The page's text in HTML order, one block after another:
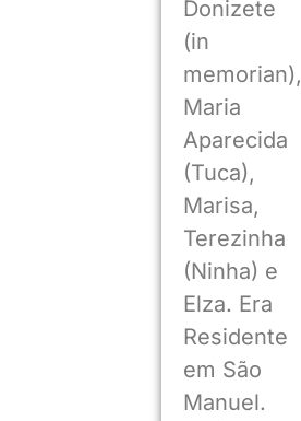
Donizete
(in
memorian),
Maria
Aparecida
(Tuca),
Marisa,
Terezinha
(Ninha) e
Elza. Era
Residente
em São
Manuel.